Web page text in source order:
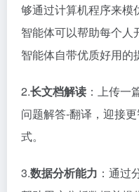
够通过计算机程序来模
智能体可以帮助每个人
智能体自带优质好用的
2.长文档解读 ：上传一
问题解答-翻译，迎接
式。
3.数据分析能力 ：通过